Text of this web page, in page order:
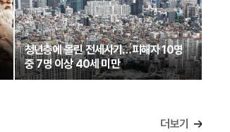
청년층에 몰린 전세사기…피해자 10명
중 7명 이상 40세 미만
더보기